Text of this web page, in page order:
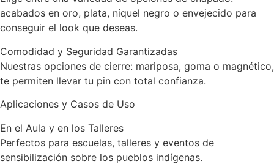
acabados en oro, plata, níquel negro o envejecido para
conseguir el look que deseas.
Comodidad y Seguridad Garantizadas
Nuestras opciones de cierre: mariposa, goma o magnético,
te permiten llevar tu pin con total confianza.
Aplicaciones y Casos de Uso
En el Aula y en los Talleres
Perfectos para escuelas, talleres y eventos de
sensibilización sobre los pueblos indígenas.